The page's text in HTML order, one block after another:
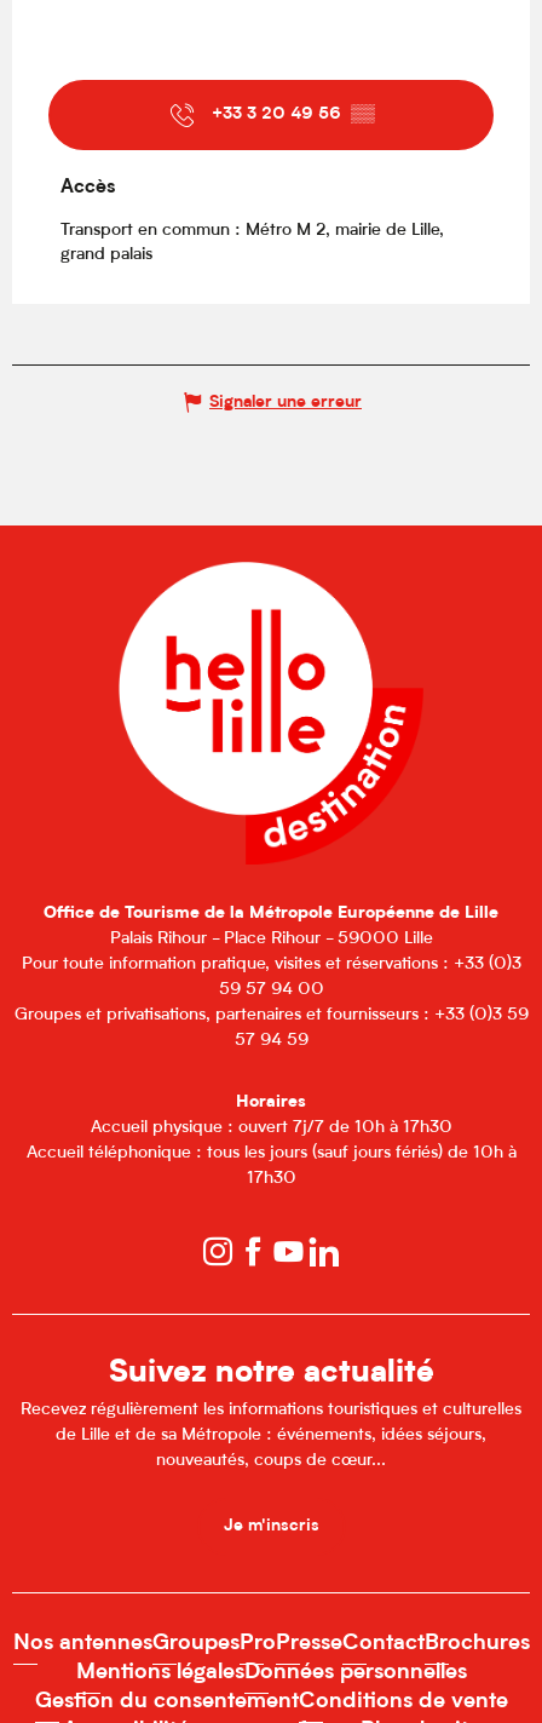
+33 3 20 49 56 ▒▒
Accès
Accès
Transport en commun : Métro M 2, mairie de Lille,
grand palais
Signaler une erreur
Office de Tourisme de la Métropole Européenne de Lille
Palais Rihour - Place Rihour - 59000 Lille
Pour toute information pratique, visites et réservations : +33 (0)3
59 57 94 00
Groupes et privatisations, partenaires et fournisseurs : +33 (0)3 59
57 94 59
Horaires
Accueil physique : ouvert 7j/7 de 10h à 17h30
Accueil téléphonique : tous les jours (sauf jours fériés) de 10h à
17h30
Suivez notre actualité
Recevez régulièrement les informations touristiques et culturelles
de Lille et de sa Métropole : événements, idées séjours,
nouveautés, coups de cœur...
Je m'inscris
Nos antennesGroupesPro PresseContactBrochures
Mentions légalesDonnées personnelles
Gestion du consentementConditions de vente